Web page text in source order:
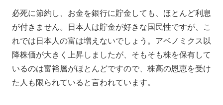
必死に節約し、お金を銀行に貯金しても、ほとんど利息
が付きません。日本人は貯金が好きな国民性ですが、こ
れでは日本人の富は増えないでしょう。アベノミクス以
降株価が大きく上昇しましたが、そもそも株を保有して
いるのは富裕層がほとんどですので、株高の恩恵を受け
た人も限られていると言われています。